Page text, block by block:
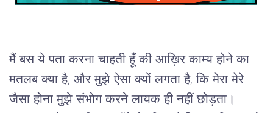
मैं बस ये पता करना चाहती हूँ की आख़िर काम्य होने का
मतलब क्या है, और मुझे ऐसा क्यों लगता है, कि मेरा मेरे
जैसा होना मुझे संभोग करने लायक ही नहीं छोड़ता।